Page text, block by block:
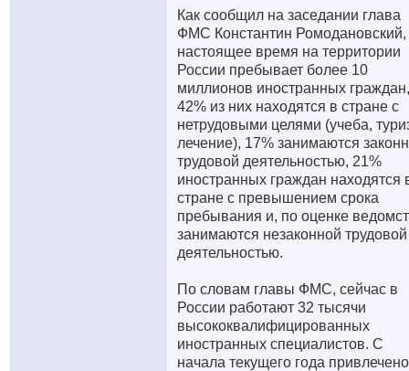
Как сообщил на заседании глава
ФМС Константин Ромодановский,
настоящее время на территории
России пребывает более 10
миллионов иностранных граждан,
42% из них находятся в стране с
нетрудовыми целями (учеба,
лечение), 17% занимаются
трудовой деятельностью, 21%
иностранных граждан находятся
стране с превышением срока
пребывания и, по оценке
занимаются незаконной трудовой
деятельностью.
По словам главы ФМС, сейчас в
России работают 32 тысячи
высококвалифицированных
иностранных специалистов. С
начала текущего года